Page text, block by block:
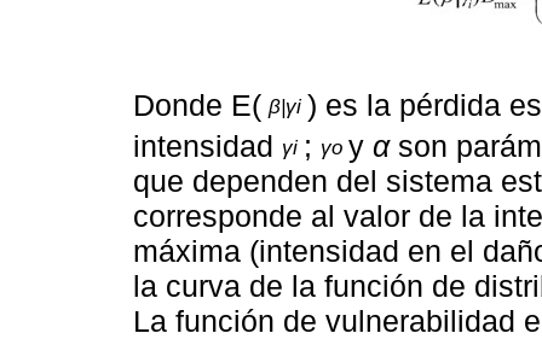
Donde E( β|γi ) es la pérdida
intensidad γi ; γo y αson
que dependen del sistema
corresponde al valor de la
máxima (intensidad en el
la curva de la función de
La función de vulnerabilidad